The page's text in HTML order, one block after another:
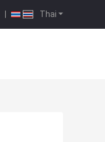
Thai
|